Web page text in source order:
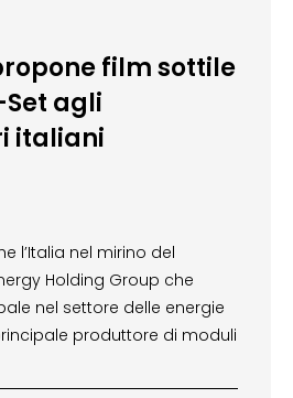
film sottile
agli
italiani
l’Italia nel mirino del
Holding Group che
nel settore delle energie
produttore di moduli